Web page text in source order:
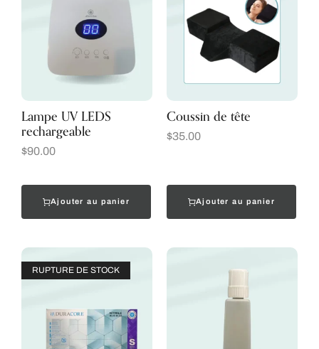
Lampe UV LEDS
rechargeable
$90.00
Ajouter au panier
Coussin de tête
$35.00
Ajouter au panier
RUPTURE DE STOCK